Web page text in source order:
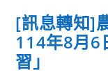
關
懷
[訊息轉知]
114年8月6
習」